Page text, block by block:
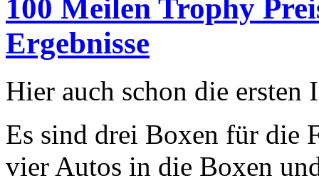
100 Meilen Trophy
Ergebnisse
Hier auch schon die ersten
Es sind drei Boxen für die
vier Autos in die Boxen